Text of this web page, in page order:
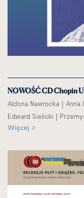
NOWOŚĆ CD Chopin
Aldona Nawrocka |
Edward Sielicki |
Więcej >